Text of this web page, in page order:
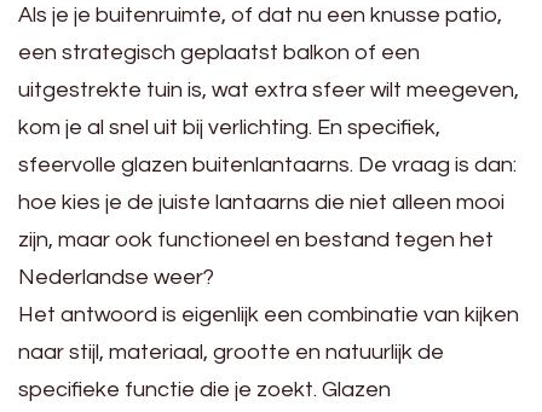
Als je je buitenruimte, of dat nu een knusse patio,
een strategisch geplaatst balkon of een
uitgestrekte tuin is, wat extra sfeer wilt meegeven,
kom je al snel uit bij verlichting. En specifiek,
sfeervolle glazen buitenlantaarns. De vraag is dan:
hoe kies je de juiste lantaarns die niet alleen mooi
zijn, maar ook functioneel en bestand tegen het
Nederlandse weer?
Het antwoord is eigenlijk een combinatie van kijken
naar stijl, materiaal, grootte en natuurlijk de
specifieke functie die je zoekt. Glazen